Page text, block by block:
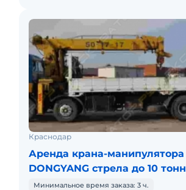
Краснодар
Аренда крана-манипулятора
DONGYANG стрела до 10 тонн
Минимальное время заказа: 3 ч.